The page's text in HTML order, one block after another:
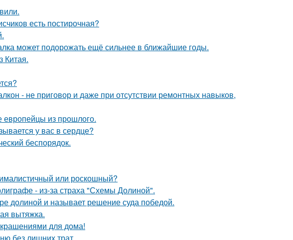
есть постирочная?
может подорожать ещё сильнее в ближайшие годы.
Китая.
- не приговор и даже при отсутствии ремонтных навыков,
европейцы из прошлого.
у вас в сердце?
беспорядок.
или роскошный?
- из-за страха "Схемы Долиной".
долиной и называет решение суда победой.
вытяжка.
для дома!